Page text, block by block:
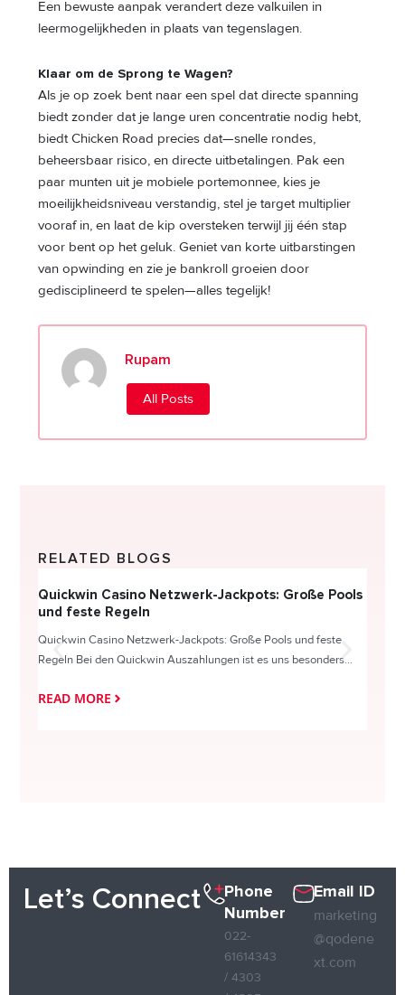
Een bewuste aanpak verandert deze valkuilen in
leermogelijkheden in plaats van tegenslagen.
Klaar om de Sprong te Wagen?
Als je op zoek bent naar een spel dat directe spanning
biedt zonder dat je lange uren concentratie nodig hebt,
biedt Chicken Road precies dat—snelle rondes,
beheersbaar risico, en directe uitbetalingen. Pak een
paar munten uit je mobiele portemonnee, kies je
moeilijkheidsniveau verstandig, stel je target multiplier
vooraf in, en laat de kip oversteken terwijl jij één stap
voor bent op het geluk. Geniet van korte uitbarstingen
van opwinding en zie je bankroll groeien door
gedisciplineerd te spelen—alles tegelijk!
Rupam
All Posts
RELATED BLOGS
Quickwin Casino Netzwerk-Jackpots: Große Pools
und feste Regeln
Quickwin Casino Netzwerk-Jackpots: Große Pools und feste
Regeln Bei den Quickwin Auszahlungen ist es uns besonders...
READ MORE
Let’s Connect
Phone
Number
022-
61614343
/ 4303
Email ID
marketing
@qodene
xt.com